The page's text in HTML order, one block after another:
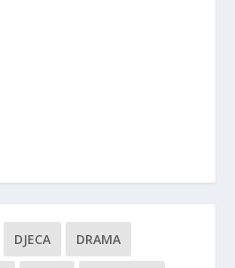
DJECA DRAMA